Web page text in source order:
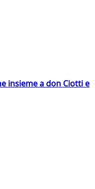
insieme a don Ciotti e